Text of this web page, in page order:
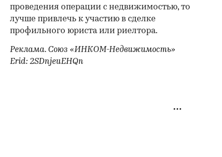
проведения операции с недвижимостью, то
лучше привлечь к участию в сделке
профильного юриста или риелтора.
Реклама. Союз «ИНКОМ-Недвижимость»
Erid: 2SDnjeuEHQn